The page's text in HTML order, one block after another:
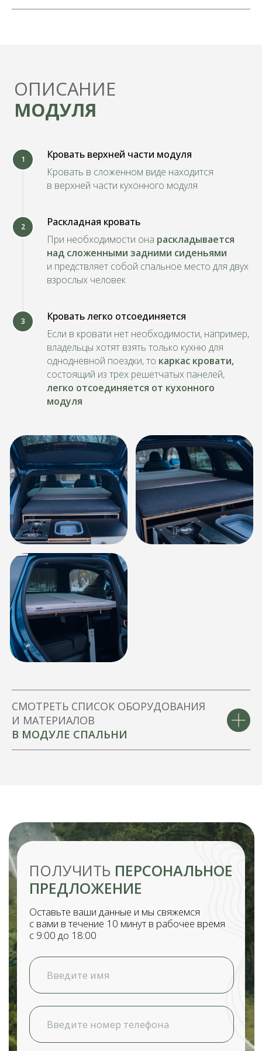
1
Кровать верхней части модуля
Кровать в сложенном виде находится
в верхней части кухонного модуля
2
Раскладная кровать
При необходимости она раскладывается
над сложенными задними сиденьями
и предствляет собой спальное место для двух
взрослых человек
3
Кровать легко отсоединяется
Если в кровати нет необходимости, например,
владельцы хотят взять только кухню для
однодневной поездки, то каркас кровати,
состоящий из трех решетчатых панелей,
легко отсоединяется от кухонного
модуля
СМОТРЕТЬ СПИСОК ОБОРУДОВАНИЯ
И МАТЕРИАЛОВ
В МОДУЛЕ СПАЛЬНИ
Ford Expedition
Jeep Commander
ХОЧУ ЗАКАЗАТЬ
ДРУГИЕ ВАРИАНТЫ
АВТОДОМОВ
fiat ducato, ford
jumper и
до H2L2
от 2 000
ПОЛУЧИТЬ ПРЕДЛОЖЕНИЕ
МАЛЫЕ МИКРОАВТОБУСЫ
vw transporter, peugeot traveller, MB
viano, ford transit custom и другие
от 750 000 руб
Оставьте заявку на консультацию
специалиста и
ПОЛУЧИТЕ СКИДКУ 5%
НА ПОСТРОЙКУ АВТОДОМА!
Заполните пустое поле и в
ближайшее время наш менеджер
свяжется с вами
Оставьте заявку
+7